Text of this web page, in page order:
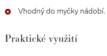
Vhodný do myčky nádobí.
Praktické využití